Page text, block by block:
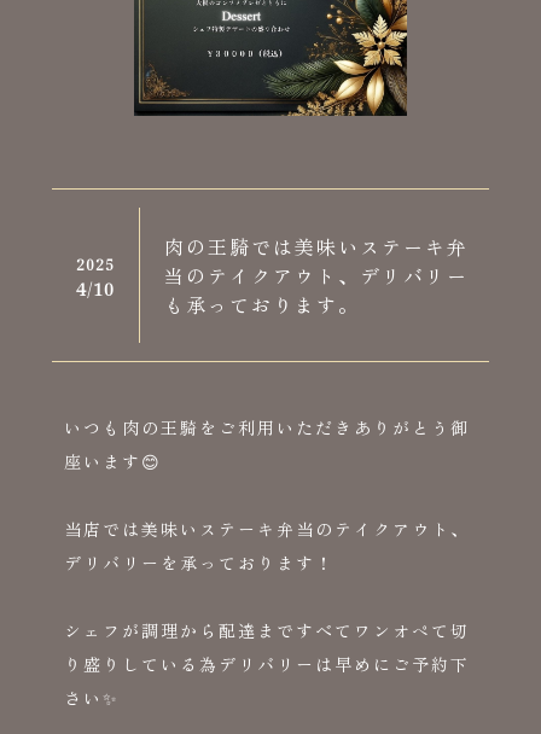
2025
4/10
肉の王騎では美味いステーキ弁
当のテイクアウト、デリバリー
も承っております。
いつも肉の王騎をご利用いただきありがとう御
座います😊
当店では美味いステーキ弁当のテイクアウト、
デリバリーを承っております！
シェフが調理から配達まですべてワンオペて切
り盛りしている為デリバリーは早めにご予約下
さい✨